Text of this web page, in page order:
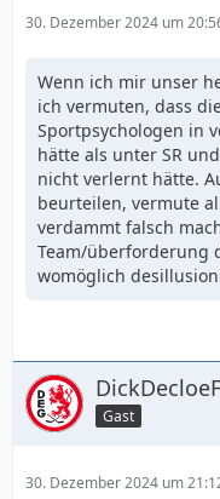
30. Dezember 2024 um
Wenn ich mir unser
ich vermuten, dass
Sportpsychologen in
hätte als unter SR
nicht verlernt hätte.
beurteilen, vermute
verdammt falsch
Team/überforderung
womöglich
Gast
30. Dezember 2024 um